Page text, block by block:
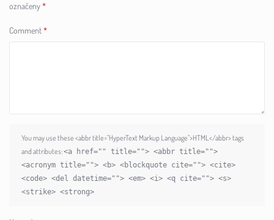
označeny*
Comment*
You may use these <abbr title="HyperText Markup Language">HTML</abbr> tags
and attributes:<a href="" title=""> <abbr title="">
<acronym title=""> <b> <blockquote cite=""> <cite>
<code> <del datetime=""> <em> <i> <q cite=""> <s>
<strike> <strong>